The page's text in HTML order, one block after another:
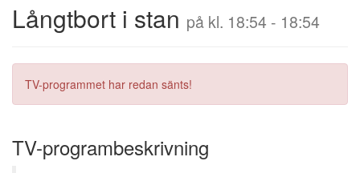
Långtbort i stan på kl. 18:54 - 18:54
TV-programmet har redan sänts!
TV-programbeskrivning